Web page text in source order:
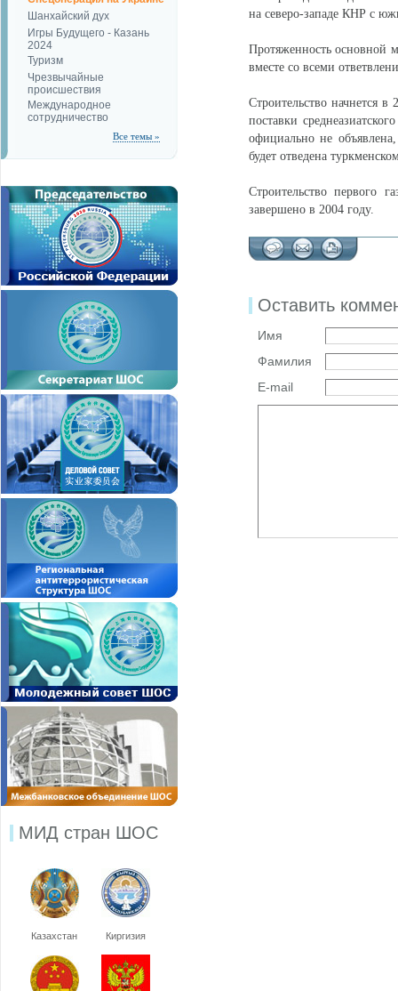
Шанхайский дух
Игры Будущего - Казань
2024
Туризм
Чрезвычайные
происшествия
Международное
сотрудничество
Все темы »
МИД стран ШОС
Казахстан Киргизия
на северо-западе КНР с
Протяженность основной
вместе со всеми
Строительство начнется
поставки
официально не
будет отведена
Строительство первого
завершено в 2004 году.
Оставить
Имя
Фамилия
E-mail